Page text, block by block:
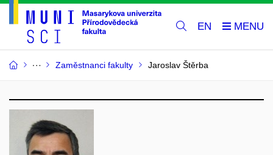
EN
Zaměstnanci fakulty Jaroslav Štěrba